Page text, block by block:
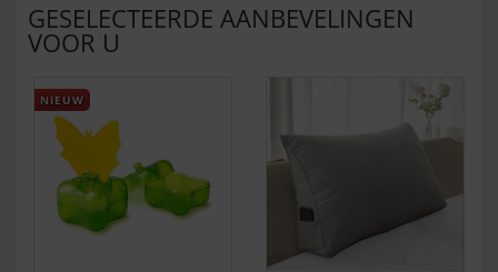
GESELECTEERDE AANBEVELINGEN
VOOR U
NIEUW